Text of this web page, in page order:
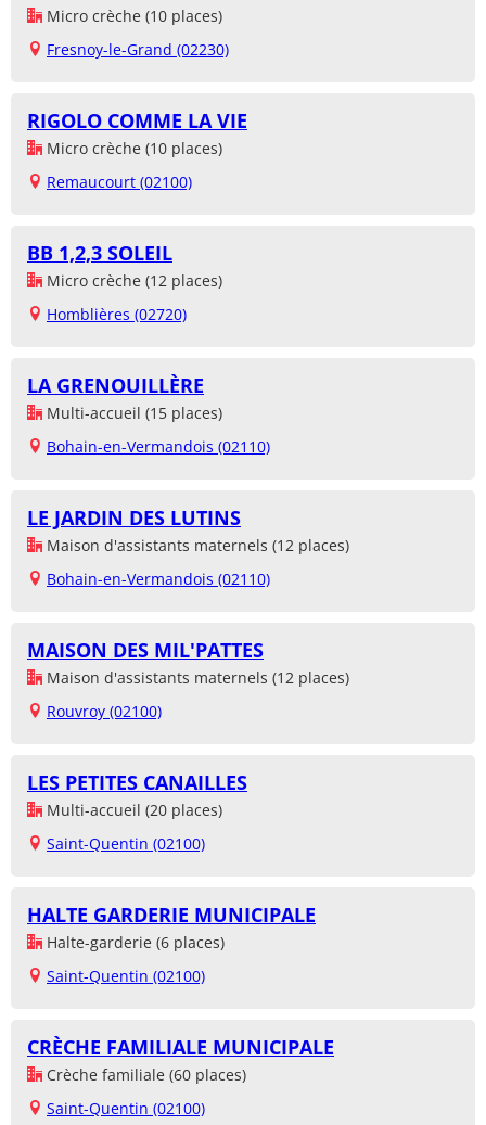
Micro crèche (10 places)
Fresnoy-le-Grand (02230)
RIGOLO COMME LA VIE
Micro crèche (10 places)
Remaucourt (02100)
BB 1,2,3 SOLEIL
Micro crèche (12 places)
Homblières (02720)
LA GRENOUILLÈRE
Multi-accueil (15 places)
Bohain-en-Vermandois (02110)
LE JARDIN DES LUTINS
Maison d'assistants maternels (12 places)
Bohain-en-Vermandois (02110)
MAISON DES MIL'PATTES
Maison d'assistants maternels (12 places)
Rouvroy (02100)
LES PETITES CANAILLES
Multi-accueil (20 places)
Saint-Quentin (02100)
HALTE GARDERIE MUNICIPALE
Halte-garderie (6 places)
Saint-Quentin (02100)
CRÈCHE FAMILIALE MUNICIPALE
Crèche familiale (60 places)
Saint-Quentin (02100)